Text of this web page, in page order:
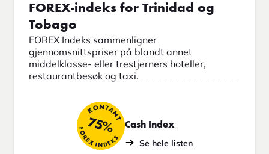
FOREX-indeks for Trinidad og
Tobago
FOREX Indeks sammenligner
gjennomsnittspriser på blandt annet
middelklasse- eller trestjerners hoteller,
restaurantbesøk og taxi.
KONTANT
75%
FOREX INDEKS Cash Index
Se hele listen